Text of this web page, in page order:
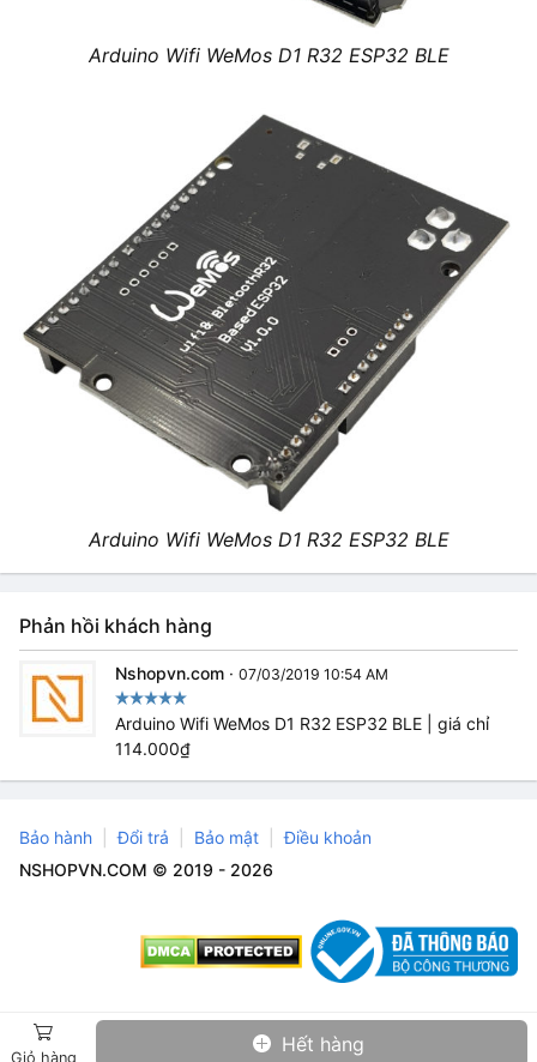
Giỏ hàng
Hết hàng
Arduino Wifi WeMos D1 R32 ESP32 BLE
Arduino Wifi WeMos D1 R32 ESP32 BLE
Phản hồi khách hàng
Nshopvn.com · 07/03/2019 10:54 AM
Arduino Wifi WeMos D1 R32 ESP32 BLE | giá chỉ
114.000₫
Bảo hành Đổi trả Bảo mật
Điều khoản
NSHOPVN.COM © 2019 - 2026